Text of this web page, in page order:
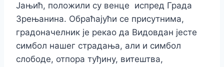
Јањић, положили су венце испред Града
Зрењанина. Обраћајући се присутнима,
градоначелник је рекао да Видовдан јесте
симбол нашег страдања, али и симбол
слободе, отпора туђину, витештва,